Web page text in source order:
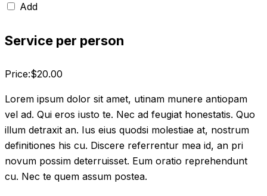
Add
Service per person
Price:$20.00
Lorem ipsum dolor sit amet, utinam munere antiopam
vel ad. Qui eros iusto te. Nec ad feugiat honestatis. Quo
illum detraxit an. Ius eius quodsi molestiae at, nostrum
definitiones his cu. Discere referrentur mea id, an pri
novum possim deterruisset. Eum oratio reprehendunt
cu. Nec te quem assum postea.